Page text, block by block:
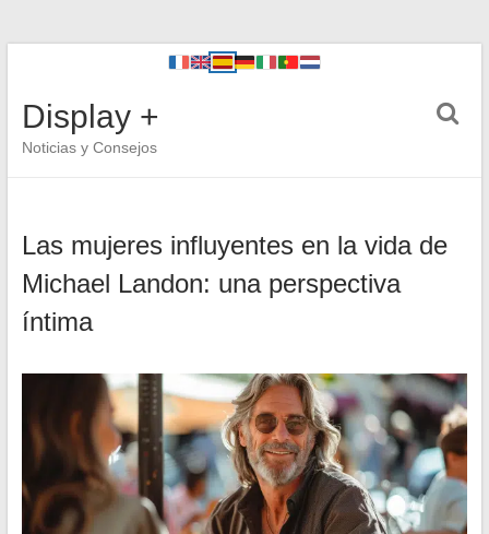
Display +
Noticias y Consejos
Las mujeres influyentes en la vida de
Michael Landon: una perspectiva
íntima